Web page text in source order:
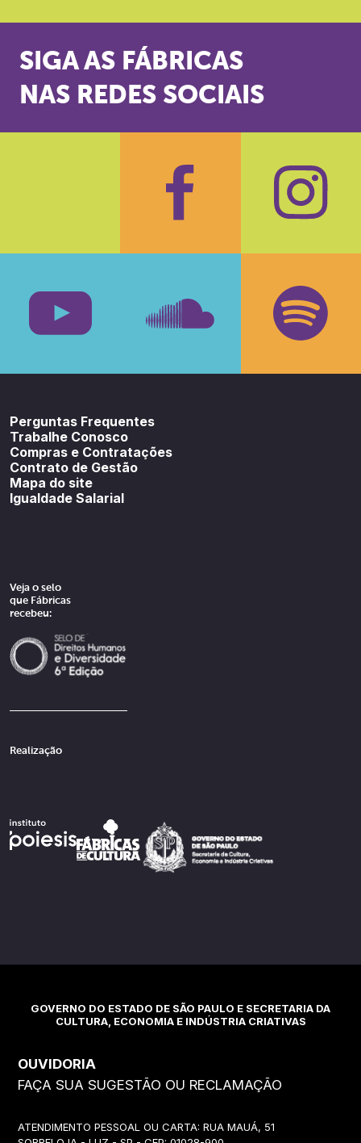
SIGA AS FÁBRICAS
NAS REDES SOCIAIS
Facebook
Perguntas Frequentes
Trabalhe Conosco
Compras e Contratações
Contrato de Gestão
Mapa do site
Igualdade Salarial
Veja o selo
que Fábricas
recebeu:
Realização
GOVERNO DO ESTADO DE SÃO PAULO E SECRETARIA DA
CULTURA, ECONOMIA E INDÚSTRIA CRIATIVAS
OUVIDORIA
FAÇA SUA SUGESTÃO OU RECLAMAÇÃO
ATENDIMENTO PESSOAL OU CARTA: RUA MAUÁ, 51